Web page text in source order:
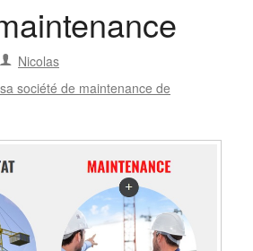
Nicolas
société de maintenance de